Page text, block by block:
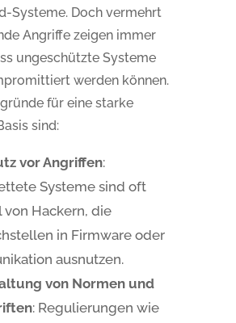
Systeme. Doch vermehrt
Angriffe zeigen immer
ungeschützte Systeme
werden können.
für eine starke
sind:
vor Angriffen:
Systeme sind oft
von Hackern, die
in Firmware oder
ausnutzen.
von Normen und
: Regulierungen wie